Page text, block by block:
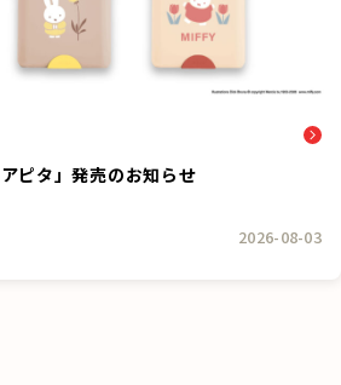
ピタ」発売のお知らせ
2026-08-03